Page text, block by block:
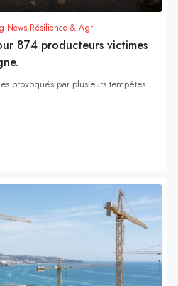
News,Résilience & Agri
874 producteurs victimes
provoqués par plusieurs tempêtes